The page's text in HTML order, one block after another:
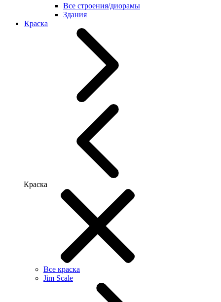
Все строения/диорамы
Здания
Краска
Краска
Все краска
Jim Scale